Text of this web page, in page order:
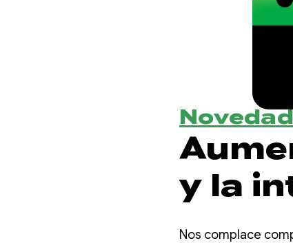
y la
de
Nos complace